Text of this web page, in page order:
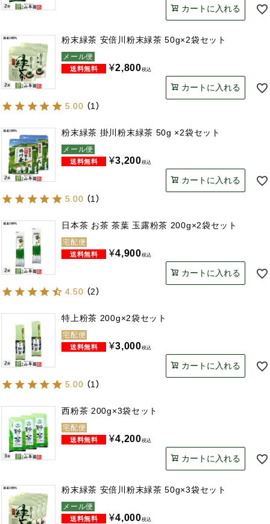
カートに入れる
粉末緑茶 安倍川粉末緑茶 50g×2袋セット
メール便
¥2,800税込
カートに入れる
5.00 （1 ）
粉末緑茶 掛川粉末緑茶 50g ×2袋セット
メール便
¥3,200税込
カートに入れる
5.00 （1 ）
日本茶 お茶 茶葉 玉露粉茶 200g×2袋セット
宅配便
¥4,900税込
カートに入れる
4.50 （2）
特上粉茶 200g×2袋セット
宅配便
¥3,000税込
カートに入れる
5.00 （1 ）
西粉茶 200g×3袋セット
宅配便
¥4,200税込
カートに入れる
粉末緑茶 安倍川粉末緑茶 50g×3袋セット
メール便
¥4,000税込